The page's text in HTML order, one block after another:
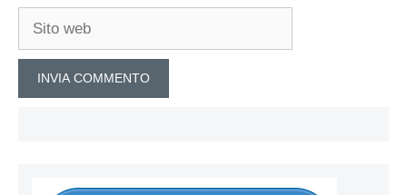
Sito